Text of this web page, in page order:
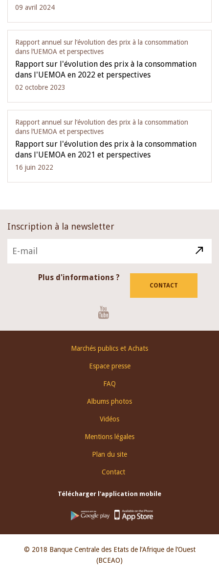
09 avril 2024
Rapport annuel sur l‘évolution des prix à la consommation
dans l‘UEMOA et perspectives
Rapport sur l'évolution des prix à la consommation
dans l'UEMOA en 2022 et perspectives
02 octobre 2023
Rapport annuel sur l‘évolution des prix à la consommation
dans l‘UEMOA et perspectives
Rapport sur l'évolution des prix à la consommation
dans l'UEMOA en 2021 et perspectives
16 juin 2022
Inscription à la newsletter
Plus d'informations ?
CONTACT
Marchés publics et Achats
Espace presse
FAQ
Albums photos
Vidéos
Mentions légales
Plan du site
Contact
Télécharger l'application mobile
© 2018 Banque Centrale des Etats de l’Afrique de l’Ouest
(BCEAO)